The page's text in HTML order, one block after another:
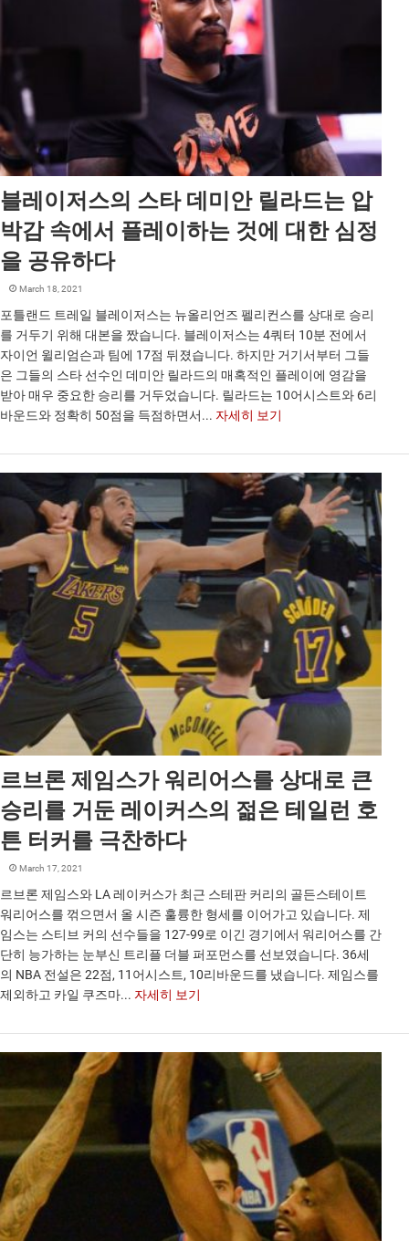
블레이저스의 스타 데미안 릴라드는 압
박감 속에서 플레이하는 것에 대한 심정
을 공유하다
March 18, 2021
포틀랜드 트레일 블레이저스는 뉴올리언즈 펠리컨스를 상대로 승리
를 거두기 위해 대본을 짰습니다. 블레이저스는 4쿼터 10분 전에서
자이언 윌리엄슨과 팀에 17점 뒤졌습니다. 하지만 거기서부터 그들
은 그들의 스타 선수인 데미안 릴라드의 매혹적인 플레이에 영감을
받아 매우 중요한 승리를 거두었습니다. 릴라드는 10어시스트와 6리
바운드와 정확히 50점을 득점하면서... 자세히 보기
르브론 제임스가 워리어스를 상대로 큰
승리를 거둔 레이커스의 젊은 테일런 호
튼 터커를 극찬하다
March 17, 2021
르브론 제임스와 LA 레이커스가 최근 스테판 커리의 골든스테이트
워리어스를 꺾으면서 올 시즌 훌륭한 형세를 이어가고 있습니다. 제
임스는 스티브 커의 선수들을 127-99로 이긴 경기에서 워리어스를 간
단히 능가하는 눈부신 트리플 더블 퍼포먼스를 선보였습니다. 36세
의 NBA 전설은 22점, 11어시스트, 10리바운드를 냈습니다. 제임스를
제외하고 카일 쿠즈마... 자세히 보기